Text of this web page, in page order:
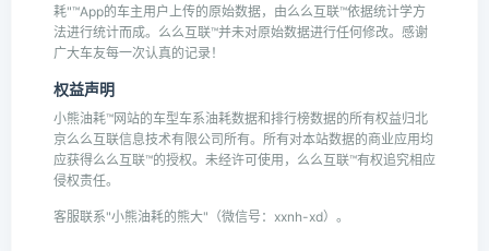
耗"™App的车主用户上传的原始数据，由么么互联™依据统计学方
法进行统计而成。么么互联™并未对原始数据进行任何修改。感谢
广大车友每一次认真的记录！
权益声明
小熊油耗™网站的车型车系油耗数据和排行榜数据的所有权益归北
京么么互联信息技术有限公司所有。所有对本站数据的商业应用均
应获得么么互联™的授权。未经许可使用，么么互联™有权追究相应
侵权责任。
客服联系"小熊油耗的熊大"（微信号：xxnh-xd）。